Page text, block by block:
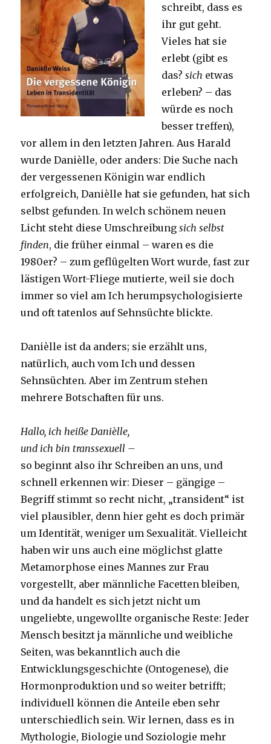
schreibt, dass es
ihr gut geht.
Vieles hat sie
erlebt (gibt es
das?sich etwas
erleben? – das
würde es noch
besser treffen),
vor allem in den letzten Jahren. Aus Harald
wurde Danièlle, oder anders: Die Suche nach
der vergessenen Königin war endlich
erfolgreich, Danièlle hat sie gefunden, hat sich
selbst gefunden. In welch schönem neuen
Licht steht diese Umschreibungsich selbst
finden, die früher einmal – waren es die
1980er? – zum geflügelten Wort wurde, fast zur
lästigen Wort-Fliege mutierte, weil sie doch
immer so viel am Ich herumpsychologisierte
und oft tatenlos auf Sehnsüchte blickte.
Danièlle ist da anders; sie erzählt uns,
natürlich, auch vom Ich und dessen
Sehnsüchten. Aber im Zentrum stehen
mehrere Botschaften für uns.
Hallo, ich heiße Danièlle,
und ich bin transsexuell –
so beginnt also ihr Schreiben an uns, und
schnell erkennen wir: Dieser – gängige –
Begriff stimmt so recht nicht, „transident“ ist
viel plausibler, denn hier geht es doch primär
um Identität, weniger um Sexualität. Vielleicht
haben wir uns auch eine möglichst glatte
Metamorphose eines Mannes zur Frau
vorgestellt, aber männliche Facetten bleiben,
und da handelt es sich jetzt nicht um
ungeliebte, ungewollte organische Reste: Jeder
Mensch besitzt ja männliche und weibliche
Seiten, was bekanntlich auch die
Entwicklungsgeschichte (Ontogenese), die
Hormonproduktion und so weiter betrifft;
individuell können die Anteile eben sehr
unterschiedlich sein. Wir lernen, dass es in
Mythologie, Biologie und Soziologie mehr